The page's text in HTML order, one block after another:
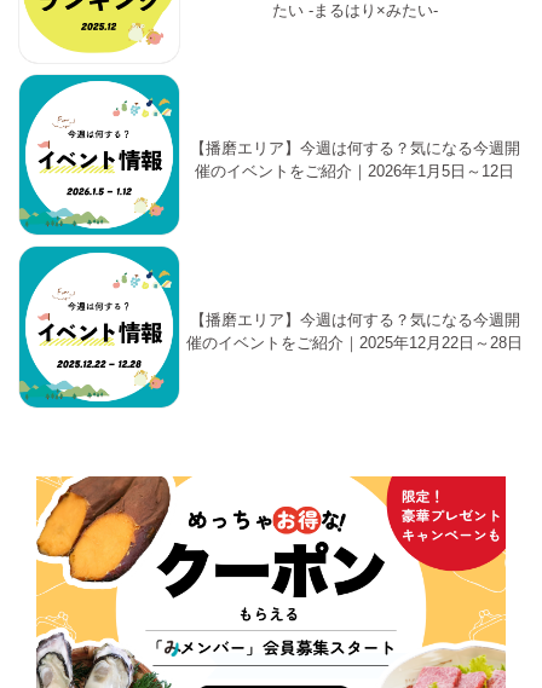
たい -まるはり×みたい-
【播磨エリア】今週は何する？気になる今週開
催のイベントをご紹介｜2026年1月5日～12日
【播磨エリア】今週は何する？気になる今週開
催のイベントをご紹介｜2025年12月22日～28日